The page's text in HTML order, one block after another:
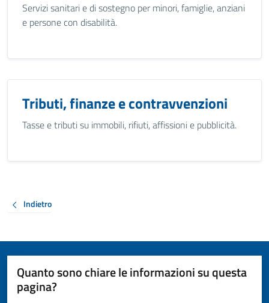
Servizi sanitari e di sostegno per minori, famiglie, anziani
e persone con disabilità.
Tributi, finanze e contravvenzioni
Tasse e tributi su immobili, rifiuti, affissioni e pubblicità.
Indietro
Quanto sono chiare le informazioni su questa
pagina?